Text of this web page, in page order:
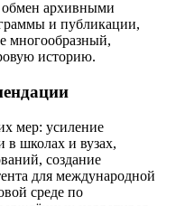
архивными
и публикации,
многообразный,
историю.
мер: усиление
в школах и вузах,
создание
для международной
среде по